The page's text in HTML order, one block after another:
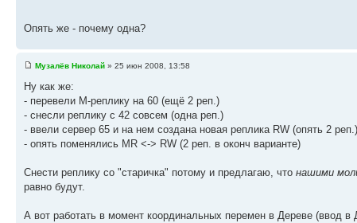
Опять же - почему одна?
Музалёв Николай » 25 июн 2008, 13:58
Ну как же:
- перевели M-реплику на 60 (ещё 2 реп.)
- снесли реплику с 42 совсем (одна реп.)
- ввели сервер 65 и на нем создана новая реплика RW (опять 2 реп.)
- опять поменялись MR <-> RW (2 реп. в оконч варианте)
Снести реплику со "старичка" потому и предлагаю, что нашими
равно будут.
А вот работать в момент координальных перемен в Дереве (ввод